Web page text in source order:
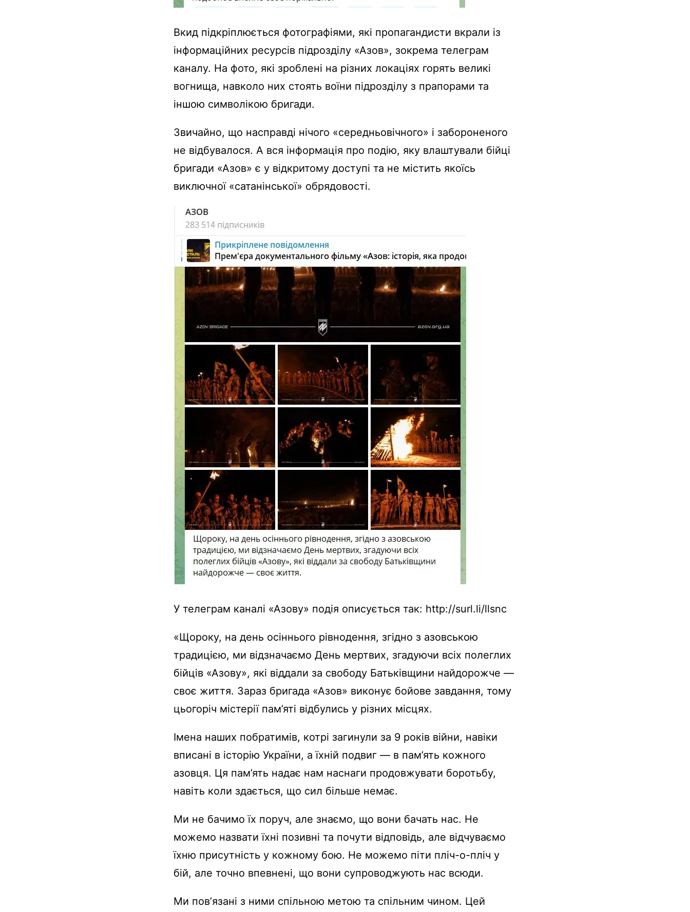
Вкид підкріплюється фотографіями, які пропагандисти вкрали із
інформаційних ресурсів підрозділу «Азов», зокрема телеграм
каналу. На фото, які зроблені на різних локаціях горять великі
вогнища, навколо них стоять воїни підрозділу з прапорами та
іншою символікою бригади.
Звичайно, що насправді нічого «середньовічного» і забороненого
не відбувалося. А вся інформація про подію, яку влаштували бійці
бригади «Азов» є у відкритому доступі та не містить якоїсь
виключної «сатанінської» обрядовості.
У телеграм каналі «Азову» подія описується так: http://surl.li/llsnc
«Щороку, на день осіннього рівнодення, згідно з азовською
традицією, ми відзначаємо День мертвих, згадуючи всіх полеглих
бійців «Азову», які віддали за свободу Батьківщини найдорожче —
своє життя. Зараз бригада «Азов» виконує бойове завдання, тому
цьогоріч містерії пам’яті відбулись у різних місцях.
Імена наших побратимів, котрі загинули за 9 років війни, навіки
вписані в історію України, а їхній подвиг — в пам’ять кожного
азовця. Ця пам’ять надає нам наснаги продовжувати боротьбу,
навіть коли здається, що сил більше немає.
Ми не бачимо їх поруч, але знаємо, що вони бачать нас. Не
можемо назвати їхні позивні та почути відповідь, але відчуваємо
їхню присутність у кожному бою. Не можемо піти пліч-о-пліч у
бій, але точно впевнені, що вони супроводжують нас всюди.
Ми повʼязані з ними спільною метою та спільним чином. Цей